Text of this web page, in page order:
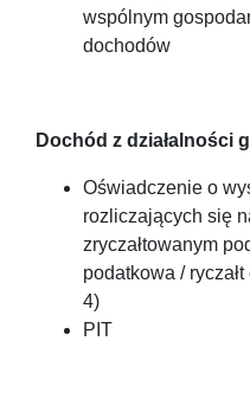
wspólnym
dochodów
Dochód z działalności
Oświadczenie o
rozliczających się
zryczałtowanym
podatkowa /
4)
PIT